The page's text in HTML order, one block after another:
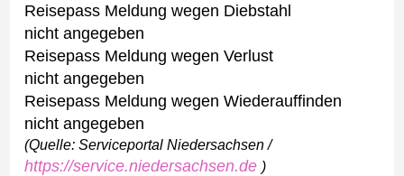
Reisepass Meldung wegen Diebstahl
nicht angegeben
Reisepass Meldung wegen Verlust
nicht angegeben
Reisepass Meldung wegen Wiederauffinden
nicht angegeben
(Quelle: Serviceportal Niedersachsen /
https://service.niedersachsen.de )